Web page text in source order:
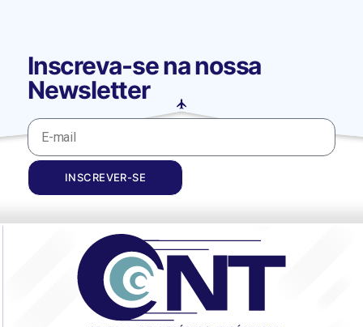
Inscreva-se na nossa
Newsletter
INSCREVER-SE